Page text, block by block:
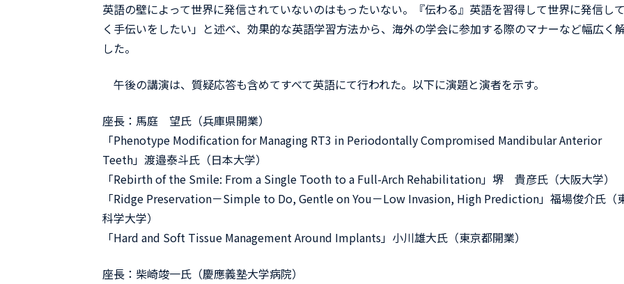
英語の壁によって世界に発信されていないのはもったいない。『伝わる』英語を習得して世界に発信し
く手伝いをしたい」と述べ、効果的な英語学習方法から、海外の学会に参加する際のマナーなど幅広く
した。
午後の講演は、質疑応答も含めてすべて英語にて行われた。以下に演題と演者を示す。
座長：馬庭 望氏（兵庫県開業）
「Phenotype Modification for Managing RT3 in Periodontally Compromised Mandibular Anterior
Teeth」渡邉泰斗氏（日本大学）
「Rebirth of the Smile: From a Single Tooth to a Full-Arch Rehabilitation」堺 貴彦氏（大阪大学）
「Ridge Preservation－Simple to Do, Gentle on You－Low Invasion, High Prediction」福場俊介氏（
科学大学）
「Hard and Soft Tissue Management Around Implants」小川雄大氏（東京都開業）
座長：柴崎竣一氏（慶應義塾大学病院）